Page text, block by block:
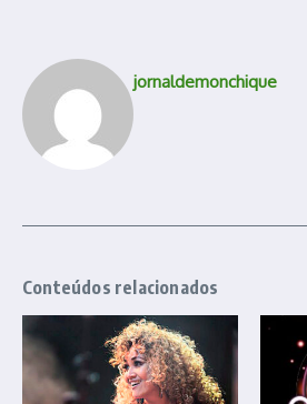
jornaldemonchique
Conteúdos relacionados